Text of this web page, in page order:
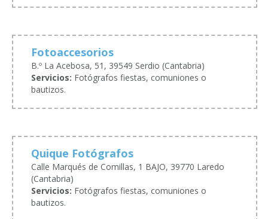
Fotoaccesorios
B.º La Acebosa, 51, 39549 Serdio (Cantabria)
Servicios: Fotógrafos fiestas, comuniones o
bautizos.
Quique Fotógrafos
Calle Marqués de Comillas, 1 BAJO, 39770 Laredo
(Cantabria)
Servicios: Fotógrafos fiestas, comuniones o
bautizos.